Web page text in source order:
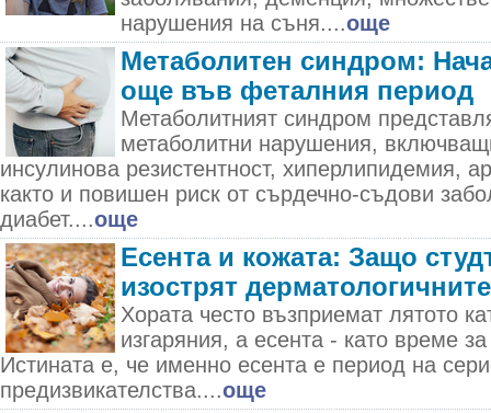
нарушения на съня....още
Метаболитен синдром:
още във феталния период
Метаболитният синдром
метаболитни нарушения,
инсулинова резистентност, хиперлипидемия,
както и повишен риск от сърдечно-съдови
диабет....още
Есента и кожата: Защо
изострят
Хората често възприемат лятото
изгаряния, а есента - като време
Истината е, че именно есента е период на
предизвикателства....още